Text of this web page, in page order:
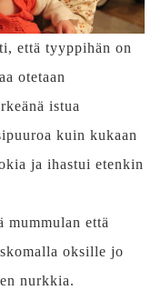
että tyyppihän on
otetaan
istua
kuin kukaan
ja ihastui etenkin
mummulan että
oksille jo
nurkkia.